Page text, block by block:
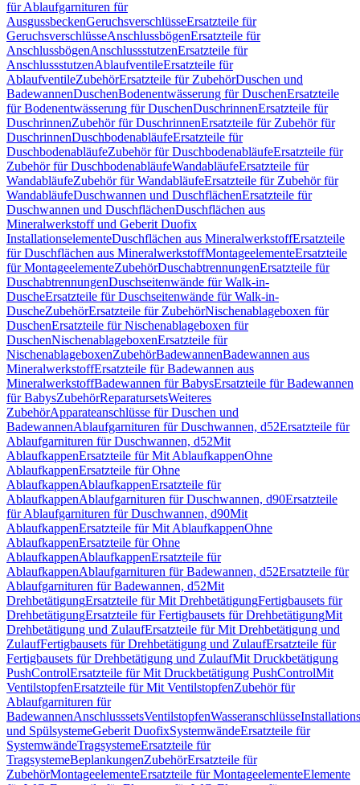
für Ablaufgarnituren für
AusgussbeckenGeruchsverschlüsseErsatzteile für
GeruchsverschlüsseAnschlussbögenErsatzteile für
AnschlussbögenAnschlussstutzenErsatzteile für
AnschlussstutzenAblaufventileErsatzteile für
AblaufventileZubehörErsatzteile für ZubehörDuschen und
BadewannenDuschenBodenentwässerung für DuschenErsatzteile
für Bodenentwässerung für DuschenDuschrinnenErsatzteile für
DuschrinnenZubehör für DuschrinnenErsatzteile für Zubehör für
DuschrinnenDuschbodenabläufeErsatzteile für
DuschbodenabläufeZubehör für DuschbodenabläufeErsatzteile für
Zubehör für DuschbodenabläufeWandabläufeErsatzteile für
WandabläufeZubehör für WandabläufeErsatzteile für Zubehör für
WandabläufeDuschwannen und DuschflächenErsatzteile für
Duschwannen und DuschflächenDuschflächen aus
Mineralwerkstoff und Geberit Duofix
InstallationselementeDuschflächen aus MineralwerkstoffErsatzteile
für Duschflächen aus MineralwerkstoffMontageelementeErsatzteile
für MontageelementeZubehörDuschabtrennungenErsatzteile für
DuschabtrennungenDuschseitenwände für Walk-in-
DuscheErsatzteile für Duschseitenwände für Walk-in-
DuscheZubehörErsatzteile für ZubehörNischenablageboxen für
DuschenErsatzteile für Nischenablageboxen für
DuschenNischenablageboxenErsatzteile für
NischenablageboxenZubehörBadewannenBadewannen aus
MineralwerkstoffErsatzteile für Badewannen aus
MineralwerkstoffBadewannen für BabysErsatzteile für Badewannen
für BabysZubehörReparatursetsWeiteres
ZubehörApparateanschlüsse für Duschen und
BadewannenAblaufgarnituren für Duschwannen, d52Ersatzteile für
Ablaufgarnituren für Duschwannen, d52Mit
AblaufkappenErsatzteile für Mit AblaufkappenOhne
AblaufkappenErsatzteile für Ohne
AblaufkappenAblaufkappenErsatzteile für
AblaufkappenAblaufgarnituren für Duschwannen, d90Ersatzteile
für Ablaufgarnituren für Duschwannen, d90Mit
AblaufkappenErsatzteile für Mit AblaufkappenOhne
AblaufkappenErsatzteile für Ohne
AblaufkappenAblaufkappenErsatzteile für
AblaufkappenAblaufgarnituren für Badewannen, d52Ersatzteile für
Ablaufgarnituren für Badewannen, d52Mit
DrehbetätigungErsatzteile für Mit DrehbetätigungFertigbausets für
DrehbetätigungErsatzteile für Fertigbausets für DrehbetätigungMit
Drehbetätigung und ZulaufErsatzteile für Mit Drehbetätigung und
ZulaufFertigbausets für Drehbetätigung und ZulaufErsatzteile für
Fertigbausets für Drehbetätigung und ZulaufMit Druckbetätigung
PushControlErsatzteile für Mit Druckbetätigung PushControlMit
VentilstopfenErsatzteile für Mit VentilstopfenZubehör für
Ablaufgarnituren für
BadewannenAnschlusssetsVentilstopfenWasseranschlüsse
und SpülsystemeGeberit DuofixSystemwändeErsatzteile für
SystemwändeTragsystemeErsatzteile für
TragsystemeBeplankungenZubehörErsatzteile für
ZubehörMontageelementeErsatzteile für MontageelementeElemente